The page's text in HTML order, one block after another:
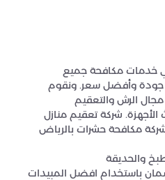
خدمات مكافحة جميع
جودة وأفضل سعر. ونقوم
مجال الرش والتعقيم
شركة تعقيم منازل
افضل شركة مكافحة حشرات بالرياض
والحديقة
باستخدام افضل المبيدات